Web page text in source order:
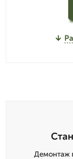
Демонтаж